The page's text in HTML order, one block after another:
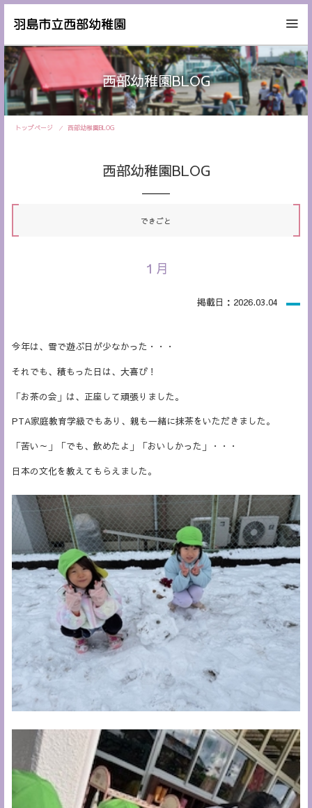
西部幼稚園BLOG
トップページ 西部幼稚園BLOG
西部幼稚園BLOG
できごと
１月
掲載日：2026.03.04
今年は、雪で遊ぶ日が少なかった・・・
それでも、積もった日は、大喜び！
「お茶の会」は、正座して頑張りました。
PTA家庭教育学級でもあり、親も一緒に抹茶をいただきました。
「苦い～」「でも、飲めたよ」「おいしかった」・・・
日本の文化を教えてもらえました。